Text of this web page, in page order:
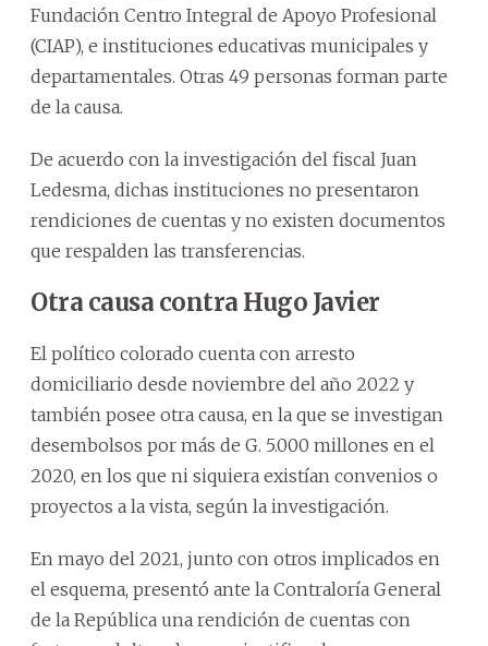
Fundación Centro Integral de Apoyo Profesional
(CIAP), e instituciones educativas municipales y
departamentales. Otras 49 personas forman parte
de la causa.
De acuerdo con la investigación del fiscal Juan
Ledesma, dichas instituciones no presentaron
rendiciones de cuentas y no existen documentos
que respalden las transferencias.
Otra causa contra Hugo Javier
El político colorado cuenta con arresto
domiciliario desde noviembre del año 2022 y
también posee otra causa, en la que se investigan
desembolsos por más de G. 5.000 millones en el
2020, en los que ni siquiera existían convenios o
proyectos a la vista, según la investigación.
En mayo del 2021, junto con otros implicados en
el esquema, presentó ante la Contraloría General
de la República una rendición de cuentas con